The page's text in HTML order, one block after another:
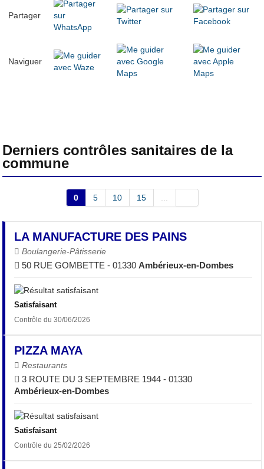
Partager
Naviguer
Derniers contrôles sanitaires de la
commune
0 5 10 15
LA MANUFACTURE DES PAINS
Boulangerie-Pâtisserie
50 RUE GOMBETTE - 01330Ambérieux-en-Dombes
Satisfaisant
Contrôle du 30/06/2026
PIZZA MAYA
Restaurants
3 ROUTE DU 3 SEPTEMBRE 1944 - 01330
Ambérieux-en-Dombes
Satisfaisant
Contrôle du 25/02/2026